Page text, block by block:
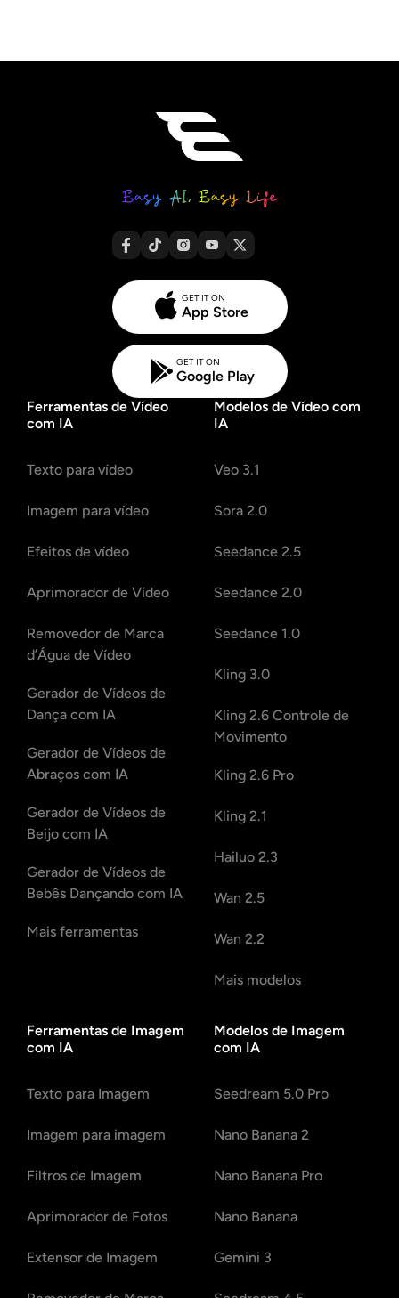
GET IT ON
App Store
GET IT ON
Google Play
Ferramentas de Vídeo
com IA
Texto para vídeo
Imagem para vídeo
Efeitos de vídeo
Aprimorador de Vídeo
Removedor de Marca
d’Água de Vídeo
Gerador de Vídeos de
Dança com IA
Gerador de Vídeos de
Abraços com IA
Gerador de Vídeos de
Beijo com IA
Gerador de Vídeos de
Bebês Dançando com IA
Mais ferramentas
Modelos de Vídeo com
IA
Veo 3.1
Sora 2.0
Seedance 2.5
Seedance 2.0
Seedance 1.0
Kling 3.0
Kling 2.6 Controle de
Movimento
Kling 2.6 Pro
Kling 2.1
Hailuo 2.3
Wan 2.5
Wan 2.2
Mais modelos
Ferramentas de Imagem
com IA
Texto para Imagem
Imagem para imagem
Filtros de Imagem
Aprimorador de Fotos
Extensor de Imagem
Modelos de Imagem
com IA
Seedream 5.0 Pro
Nano Banana 2
Nano Banana Pro
Nano Banana
Gemini 3